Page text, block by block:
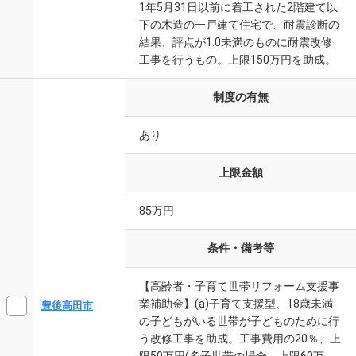
1年5月31日以前に着工された2階建て以
下の木造の一戸建て住宅で、耐震診断の
結果、評点が1.0未満のものに耐震改修
工事を行うもの。上限150万円を助成。
豊後高田市
制度の有無
あり
上限金額
85万円
条件・備考等
【高齢者・子育て世帯リフォーム支援事
業補助金】(a)子育て支援型、18歳未満
の子どもがいる世帯が子どものために行
う改修工事を助成。工事費用の20％、上